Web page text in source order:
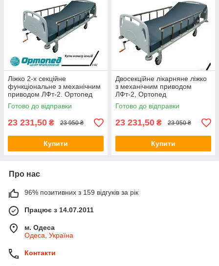
Ліжко 2-х секційне
функціональне з механічним
приводом ЛФт-2. Ортопед
Готово до відправки
23 231,50 ₴ 23 950 ₴
Купити
Двосекційне лікарняне ліжко
з механічним приводом
ЛФт-2, Ортопед
Готово до відправки
23 231,50 ₴ 23 950 ₴
Купити
Про нас
96% позитивних з 159 відгуків за рік
Працює з 14.07.2011
м. Одеса
Одеса, Україна
Контакти